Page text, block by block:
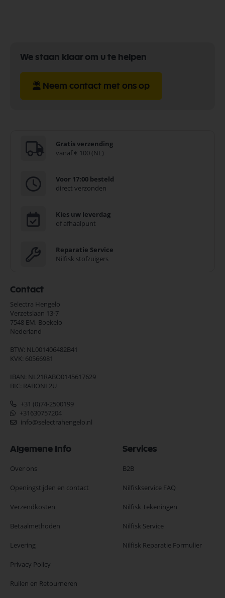
We staan klaar om u te helpen
Neem contact met ons op
Gratis verzending
vanaf € 100 (NL)
Voor 17:00 besteld
direct verzonden
Kies uw leverdag
of afhaalpunt
Reparatie Service
Nilfisk stofzuigers
Contact
Selectra Hengelo
Verzetslaan 13-7
7548 EM, Boekelo
Nederland
BTW: NL001406482B41
KVK: 60566981
IBAN: NL21RABO0145617629
BIC: RABONL2U
+31 (0)74-2500199
+31630757204
info@selectrahengelo.nl
Algemene Info
Over ons
Openingstijden en contact
Verzendkosten
Betaalmethoden
Levering
Privacy Policy
Ruilen en Retourneren
Services
B2B
Nilfiskservice FAQ
Nilfisk Tekeningen
Nilfisk Service
Nilfisk Reparatie Formulier